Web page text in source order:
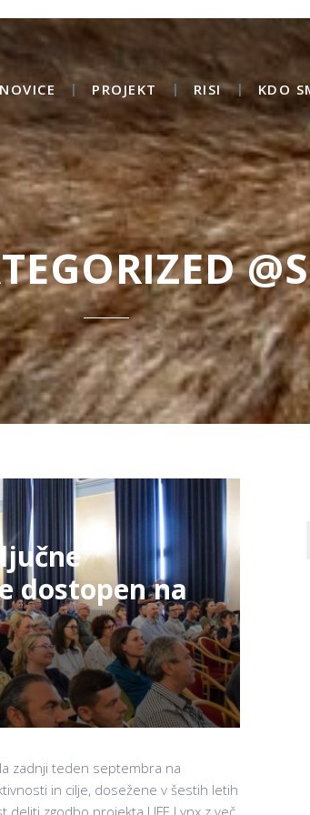
NOVICE PROJEKT RISI KDO
dostopen na
zadnji teden septembra na
in cilje, dosežene v šestih letih